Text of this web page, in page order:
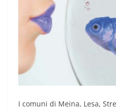
I comuni di Meina, Lesa,